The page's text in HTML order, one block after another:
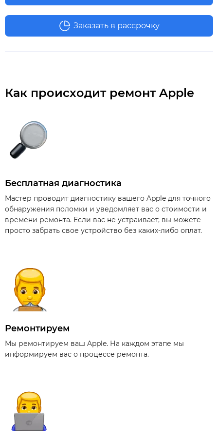
Заказать в рассрочку
Как происходит ремонт Apple
Бесплатная диагностика
Мастер проводит диагностику вашего Apple для точного
обнаружения поломки и уведомляет вас о стоимости и
времени ремонта. Если вас не устраивает, вы можете
просто забрать свое устройство без каких-либо оплат.
Ремонтируем
Мы ремонтируем ваш Apple. На каждом этапе мы
информируем вас о процессе ремонта.